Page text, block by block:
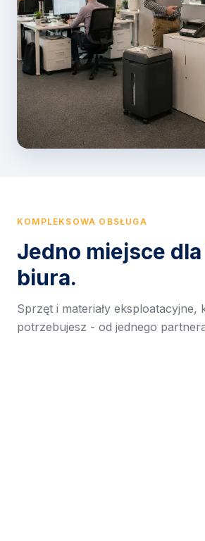
KOMPLEKSOWA OBSŁUGA
Jedno miejsce
biura.
Sprzęt i materiały eksploatacyjne,
potrzebujesz - od jednego